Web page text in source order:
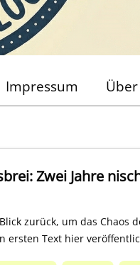
Impressum
Zwei Jahre
zurück, um das Chaos
ersten Text hier